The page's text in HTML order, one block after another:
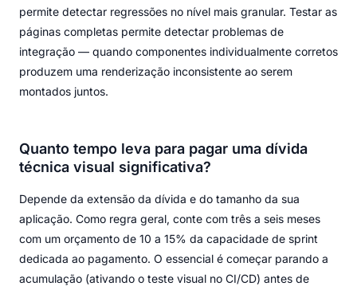
permite detectar regressões no nível mais granular. Testar as
páginas completas permite detectar problemas de
integração — quando componentes individualmente corretos
produzem uma renderização inconsistente ao serem
montados juntos.
Quanto tempo leva para pagar uma dívida
técnica visual significativa?
Depende da extensão da dívida e do tamanho da sua
aplicação. Como regra geral, conte com três a seis meses
com um orçamento de 10 a 15% da capacidade de sprint
dedicada ao pagamento. O essencial é começar parando a
acumulação (ativando o teste visual no CI/CD) antes de